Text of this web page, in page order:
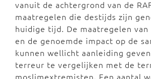
vanuit de achtergrond van de
maatregelen die destijds zijn
huidige tijd. De maatregelen van
en de genoemde impact op de
kunnen wellicht aanleiding geven
terreur te vergelijken met de
moslimextremisten. Een aantal